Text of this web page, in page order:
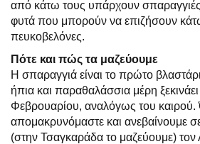
από κάτω τους υπάρχουν
φυτά που μπορούν να επιζήσουν
πευκοβελόνες.
Πότε και πώς τα μαζεύουμε
Η σπαραγγιά είναι το πρώτο
ήπια και παραθαλάσσια μέρη
Φεβρουαρίου, αναλόγως του
απομακρυνόμαστε και ανεβαίνουμε
(στην Τσαγκαράδα το μαζεύουμε) τον